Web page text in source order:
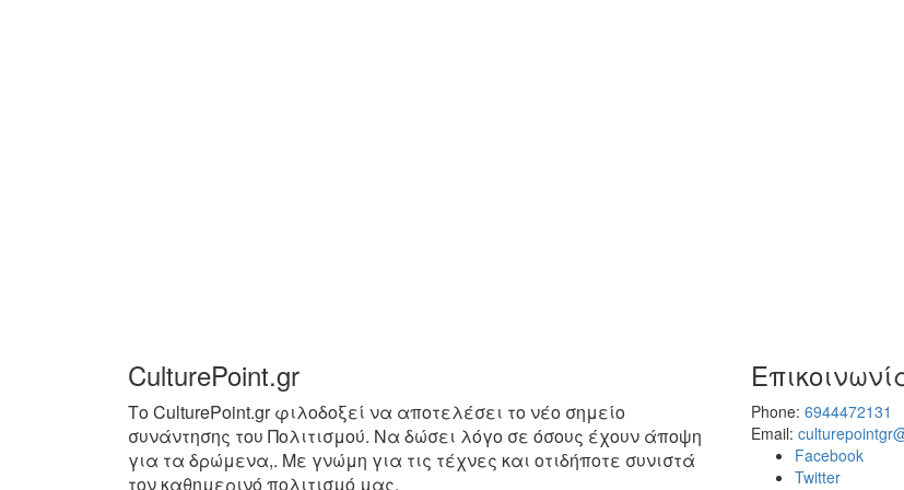
CulturePoint.gr
Το CulturePoint.gr φιλοδοξεί να αποτελέσει το νέο σημείο
συνάντησης του Πολιτισμού. Να δώσει λόγο σε όσους έχουν άποψη
για τα δρώμενα,. Με γνώμη για τις τέχνες και οτιδήποτε συνιστά
τον καθημερινό πολιτισμό μας.
Phone: 6944472131
Email:
Facebook
Twitter